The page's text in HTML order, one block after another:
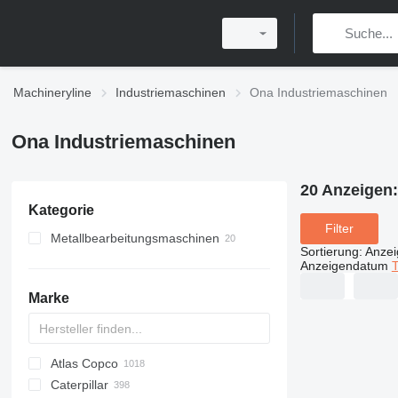
Machineryline Industriemaschinen Ona Industriemaschinen
Ona Industriemaschinen
Kategorie
Metallbearbeitungsmaschinen
Metallpressen
Abkantpressen
Marke
PDS
APD
AB
Ensis
Pega
VZ
AG3
Atlas Copco
DrillAir
QAS
PDP
E-series
B-series
BM
GFS
VT
Rover
533
Airpure
BySprint Fiber
CK
SR
Caterpillar
20
Filter
Sortierung:
Anzeigendatum